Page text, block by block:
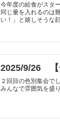
今年度の給食がスタ
同じ量を入れるのは
い！」と嬉しそうな
2025/9/26 【
２回目の色別集会で
みんなで雰囲気を盛